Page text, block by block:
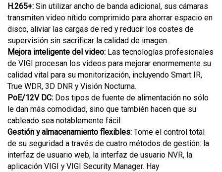
H.265+: Sin utilizar ancho de banda adicional, sus cámaras
transmiten video nítido comprimido para ahorrar espacio en
disco, aliviar las cargas de red y reducir los costes de
supervisión sin sacrificar la calidad de imagen.
Mejora inteligente del video: Las tecnologías profesionales
de VIGI procesan los videos para mejorar enormemente su
calidad vital para su monitorización, incluyendo Smart IR,
True WDR, 3D DNR y Visión Nocturna.
PoE/12V DC: Dos tipos de fuente de alimentación no sólo
le dan más comodidad, sino que también hacen que su
cableado sea notablemente fácil.
Gestión y almacenamiento flexibles: Tome el control total
de su seguridad a través de cuatro métodos de gestión: la
interfaz de usuario web, la interfaz de usuario NVR, la
aplicación VIGI y VIGI Security Manager. Hay